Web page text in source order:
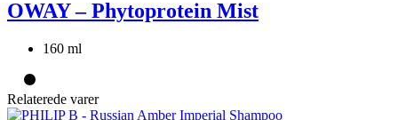
OWAY – Phytoprotein Mist
160 ml
Relaterede varer